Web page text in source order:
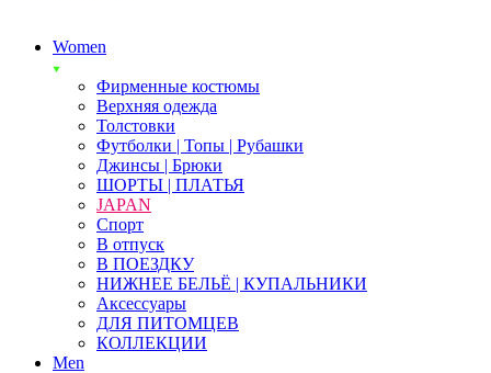
Women
Фирменные костюмы
Верхняя одежда
Толстовки
Футболки | Топы | Рубашки
Джинсы | Брюки
ШОРТЫ | ПЛАТЬЯ
JAPAN
Спорт
В отпуск
В ПОЕЗДКУ
НИЖНЕЕ БЕЛЬЁ | КУПАЛЬНИКИ
Аксессуары
ДЛЯ ПИТОМЦЕВ
КОЛЛЕКЦИИ
Men